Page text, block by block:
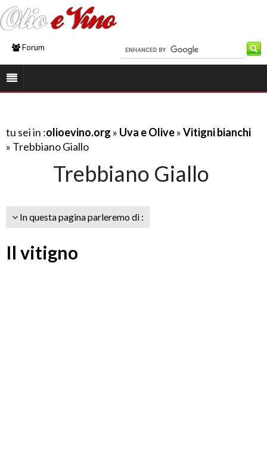
Forum
tu sei in :olioevino.org » Uva e Olive»Vitigni bianchi
» Trebbiano Giallo
Trebbiano Giallo
In questa pagina parleremo di :
Il vitigno